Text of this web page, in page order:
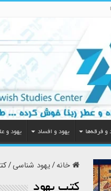
و فرقه‌ها یهود و افساد یهود و
خانه/یهود شناسی/
کتب یهود